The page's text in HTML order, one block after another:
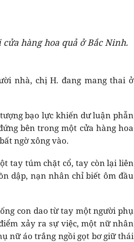
hàng hoa quả ở Bắc Ninh.
nhà, chị H. đang mang thai ở
bạo lực khiến dư luận phẫn
bên trong một cửa hàng hoa
ngờ xông vào.
tay túm chặt cổ, tay còn lại liên
dập, nạn nhân chỉ biết ôm đầu
con dao từ tay một người phụ
xảy ra sự việc, một nữ nhân
nữ áo trắng ngồi gọt bơ giữ thái